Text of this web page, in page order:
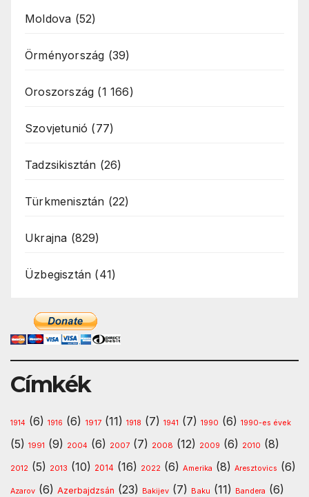
Moldova (52)
Örményország (39)
Oroszország (1 166)
Szovjetunió (77)
Tadzsikisztán (26)
Türkmenisztán (22)
Ukrajna (829)
Üzbegisztán (41)
Címkék
1914 (6) 1916 (6) 1917 (11) 1918 (7) 1941 (7) 1990 (6) 1990-es évek
(5) 1991 (9) 2004 (6) 2007 (7) 2008 (12) 2009 (6) 2010 (8)
2012 (5) 2013 (10) 2014 (16) 2022 (6) Amerika (8) Aresztovics (6)
Azarov (6) Azerbajdzsán (23) Bakijev (7) Baku (11) Bandera (6)